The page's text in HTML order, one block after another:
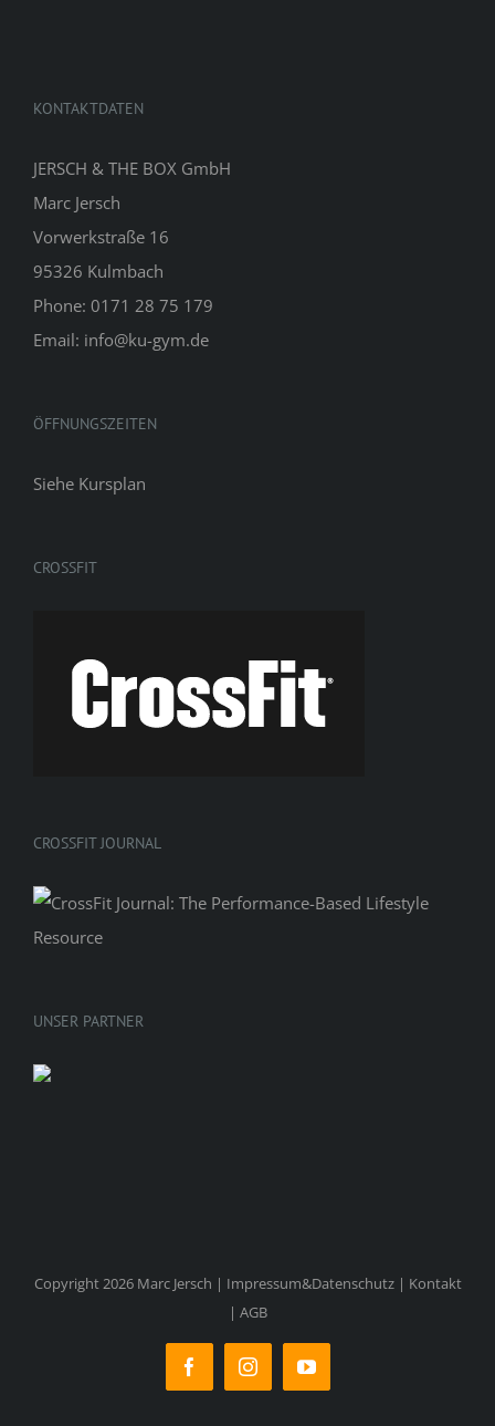
KONTAKTDATEN
JERSCH & THE BOX GmbH
Marc Jersch
Vorwerkstraße 16
95326 Kulmbach
Phone: 0171 28 75 179
Email: info@ku-gym.de
ÖFFNUNGSZEITEN
Siehe Kursplan
CROSSFIT
CROSSFIT JOURNAL
UNSER PARTNER
Copyright 2026 Marc Jersch | Impressum&Datenschutz| Kontakt
| AGB
FacebookInstagramYouTube